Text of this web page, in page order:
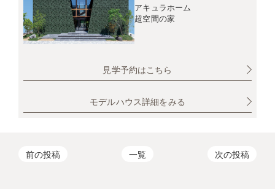
アキュラホーム
超空間の家
見学予約はこちら
モデルハウス詳細をみる
前の投稿 一覧 次の投稿